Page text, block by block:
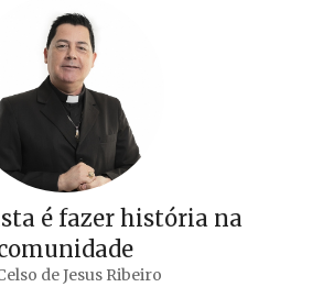
é fazer história na
de Jesus Ribeiro